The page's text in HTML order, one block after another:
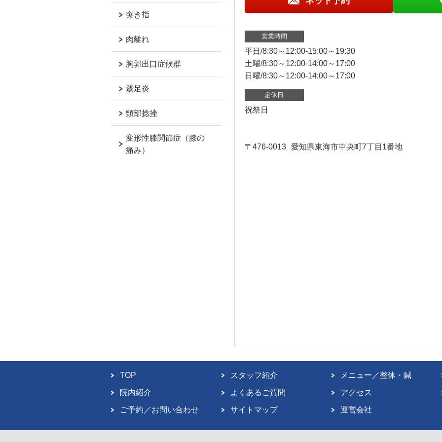
営業時間
平日/8:30～12:00-15:00～19:30
土曜/8:30～12:00-14:00～17:00
日曜/8:30～12:00-14:00～17:00
定休日
祝祭日
〒476-0013 愛知県東海市中央町7丁目1番地
突き指
肉離れ
胸郭出口症候群
鵞足炎
頸部捻挫
変形性膝関節症（膝の
痛み）
TOP スタッフ紹介 メニュー／整体・鍼
院内紹介 よくあるご質問 アクセス
ご予約／お問い合わせ サイトマップ 運営会社